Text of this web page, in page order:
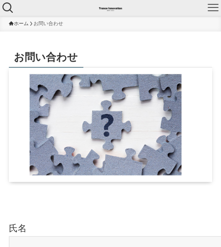
ホーム お問い合わせ
お問い合わせ
氏名